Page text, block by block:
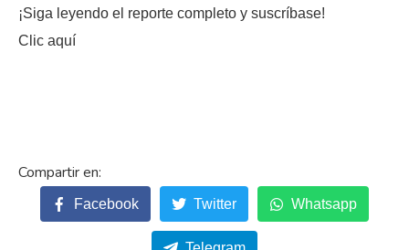
¡Siga leyendo el reporte completo y suscríbase!
Clic aquí
Facebook Twitter Whatsapp